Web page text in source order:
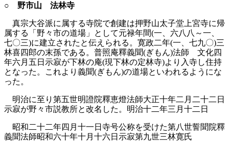
○ 野市山 法林寺
真宗大谷派に属する寺院で創建は押野山太子堂上宮寺に帰
属する「野々市の道場」として元禄年間(一、六八八～一、
七〇三)に建立されたと伝えられる。寛政二年(一、七九〇)三
林喜四郎の末孫である。普照庵釋義聞(ぎもん)法師 文化四
年六月五日示寂が下林の庵(現下林の定林寺)より入寺し住持
となった。これより義聞(ぎもん)の道場といわれるようにな
った。
明治に至り第五世明證院釋恵燈法師大正十年二月二十二日
示寂が野々市説教所と改名した。明治十二年三月十二日
昭和二十二年四月十一日寺号公称を受けた第八世誓聞院釋
義聞法師昭和六十年十月十六日示寂第九世三林寛氏